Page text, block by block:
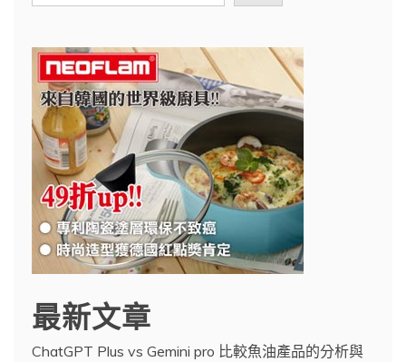
最新文章
ChatGPT Plus vs Gemini pro 比較魚油產品的分析與